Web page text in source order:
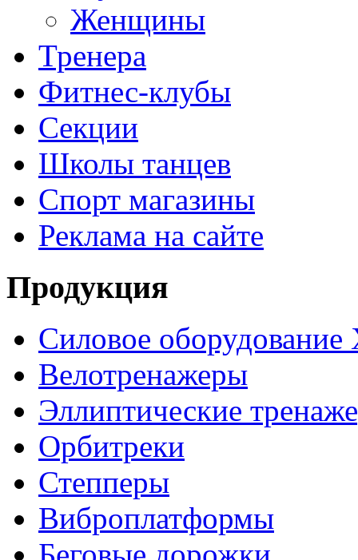
Женщины
Тренера
Фитнес-клубы
Секции
Школы танцев
Спорт магазины
Реклама на сайте
Продукция
Силовое оборудование
Велотренажеры
Эллиптические
Орбитреки
Степперы
Виброплатформы